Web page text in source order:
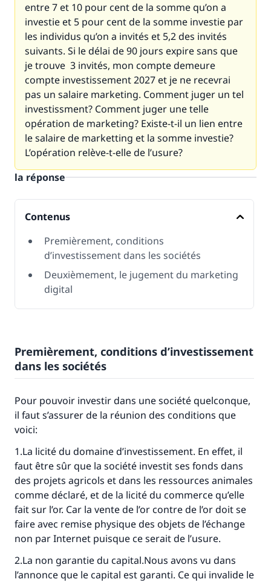
entre 7 et 10 pour cent de la somme qu’on a
investie et 5 pour cent de la somme investie par
les individus qu’on a invités et 5,2 des invités
suivants. Si le délai de 90 jours expire sans que
je trouve 3 invités, mon compte demeure
compte investissement 2027 et je ne recevrai
pas un salaire marketing. Comment juger un tel
investissment? Comment juger une telle
opération de marketing? Existe-t-il un lien entre
le salaire de marketting et la somme investie?
L’opération relève-t-elle de l’usure?
la réponse
Contenus
Premièrement, conditions
d’investissement dans les sociétés
Deuxièmement, le jugement du marketing
digital
Premièrement, conditions d’investissement
dans les sociétés
Pour pouvoir investir dans une société quelconque,
il faut s’assurer de la réunion des conditions que
voici:
1.La licité du domaine d’investissement. En effet, il
faut être sûr que la société investit ses fonds dans
des projets agricols et dans les ressources animales
comme déclaré, et de la licité du commerce qu’elle
fait sur l’or. Car la vente de l’or contre de l’or doit se
faire avec remise physique des objets de l’échange
non par Internet puisque ce serait de l’usure.
2.La non garantie du capital.Nous avons vu dans
l’annonce que le capital est garanti. Ce qui invalide le